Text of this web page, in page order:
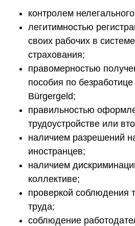
контролем
легитимностью
своих рабочих в
страхования;
правомерностью
пособия по
Bürgergeld;
правильностью
трудоустройстве или
наличием разрешений
иностранцев;
наличием
коллективе;
проверкой соблюдения
труда;
соблюдение